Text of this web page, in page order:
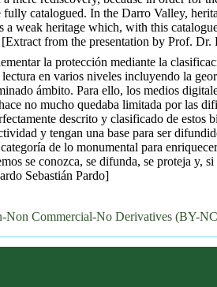
fully catalogued. In the Darro Valley,
a weak heritage which, with this
from the presentation by Prof. Dr.
la protección mediante la
en varios niveles incluyendo la
ámbito. Para ello, los medios
no mucho quedaba limitada por las
descrito y clasificado de estos
y tengan una base para ser
de lo monumental para
se conozca, se difunda, se proteja y,
Sebastián Pardo]
Non Commercial-No Derivatives (BY-